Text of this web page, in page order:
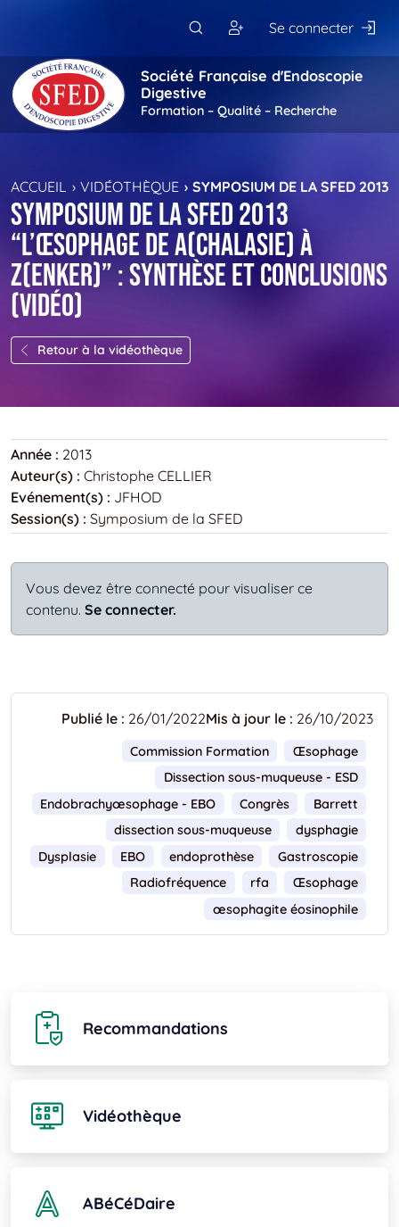
Se connecter
Société Française d'Endoscopie
Digestive
Formation – Qualité – Recherche
ACCUEIL VIDÉOTHÈQUE SYMPOSIUM DE LA SFED
Symposium de la SFED 2013
“L’œsophage de A(chalasie) à
Z(enker)” : synthèse et conclusions
(vidéo)
Retour à la vidéothèque
Année : 2013
Auteur(s) : Christophe CELLIER
Evénement(s) : JFHOD
Session(s) : Symposium de la SFED
Vous devez être connecté pour visualiser ce
contenu. Se connecter.
Publié le : 26/01/2022Mis à jour le : 26/10/2023
Commission Formation
Œsophage
Dissection sous-muqueuse - ESD
Endobrachyœsophage - EBO
Congrès
Barrett
dissection sous-muqueuse
dysphagie
Dysplasie
EBO endoprothèse
Gastroscopie
Radiofréquence
rfa
Œsophage
œsophagite éosinophile
Recommandations
Vidéothèque
ABéCéDaire